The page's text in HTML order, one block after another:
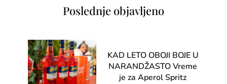
Poslednje objavljeno
KAD LETO OBOJI BOJE U
NARANDŽASTO Vreme
je za Aperol Spritz